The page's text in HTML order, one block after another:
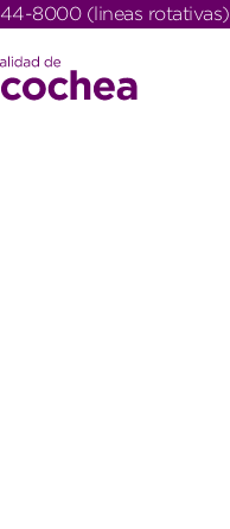
44-8000 (lineas rotativas)